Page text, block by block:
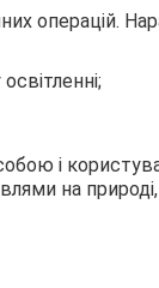
операцій.
і
на